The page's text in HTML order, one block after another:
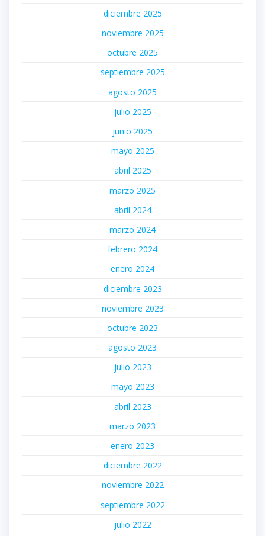
diciembre 2025
noviembre 2025
octubre 2025
septiembre 2025
agosto 2025
julio 2025
junio 2025
mayo 2025
abril 2025
marzo 2025
abril 2024
marzo 2024
febrero 2024
enero 2024
diciembre 2023
noviembre 2023
octubre 2023
agosto 2023
julio 2023
mayo 2023
abril 2023
marzo 2023
enero 2023
diciembre 2022
noviembre 2022
septiembre 2022
julio 2022